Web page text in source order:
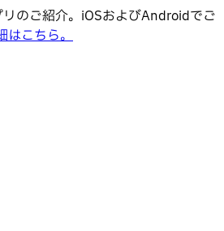
のご紹介。iOSおよびAndroidでご
はこちら。